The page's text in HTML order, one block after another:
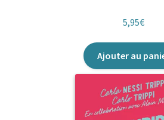
5,95€
Ajouter au